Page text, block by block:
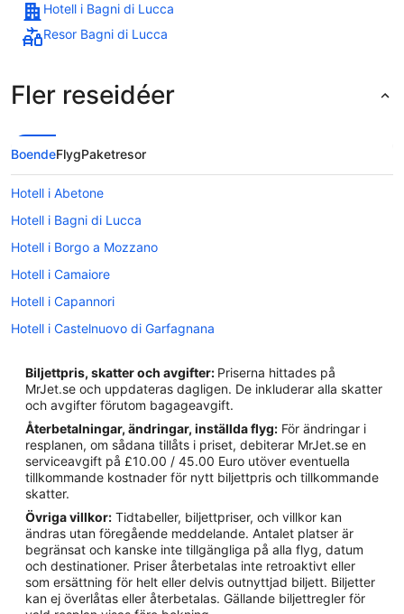
Hotell i Bagni di Lucca
Resor Bagni di Lucca
Fler reseidéer
BoendeFlygPaketresor
Hotell i Abetone
Hotell i Bagni di Lucca
Hotell i Borgo a Mozzano
Hotell i Camaiore
Hotell i Capannori
Hotell i Castelnuovo di Garfagnana
Hotell i Coreglia Antelminelli
Hotell i Guamo
Hotell i Lammari
Hotell i Lucca
Hotell i Marlia
Hotell i Massarosa
Hotell i Monsummano Terme
Hotell i Montecatini Alto
Hotell i Montecatini Terme
Biljettpris, skatter och avgifter: Priserna hittades på
MrJet.se och uppdateras dagligen. De inkluderar alla skatter
och avgifter förutom bagageavgift.
Återbetalningar, ändringar, inställda flyg: För ändringar i
resplanen, om sådana tillåts i priset, debiterar MrJet.se en
serviceavgift på £10.00 / 45.00 Euro utöver eventuella
tillkommande kostnader för nytt biljettpris och tillkommande
skatter.
Övriga villkor: Tidtabeller, biljettpriser, och villkor kan
ändras utan föregående meddelande. Antalet platser är
begränsat och kanske inte tillgängliga på alla flyg, datum
och destinationer. Priser återbetalas inte retroaktivt eller
som ersättning för helt eller delvis outnyttjad biljett. Biljetter
kan ej överlåtas eller återbetalas. Gällande biljettregler för